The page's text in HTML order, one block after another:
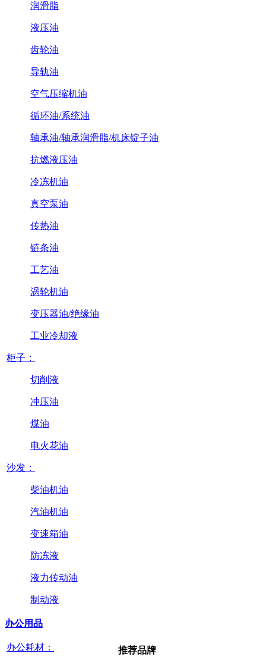
润滑脂
液压油
齿轮油
导轨油
空气压缩机油
循环油/系统油
轴承油/轴承润滑脂/机床锭子油
抗燃液压油
冷冻机油
真空泵油
传热油
链条油
工艺油
涡轮机油
变压器油/绝缘油
工业冷却液
柜子：
切削液
冲压油
煤油
电火花油
沙发：
柴油机油
汽油机油
变速箱油
防冻液
液力传动油
制动液
办公用品
办公耗材： 推荐品牌